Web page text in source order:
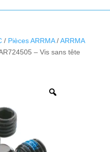
/ Pièces ARRMA/ARRMA
– Vis sans tête